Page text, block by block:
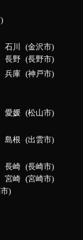
石川
金沢市
長野 長野市
兵庫
神戸市
愛媛
松山市
島根
出雲市
長崎
長崎市
宮崎
宮崎市